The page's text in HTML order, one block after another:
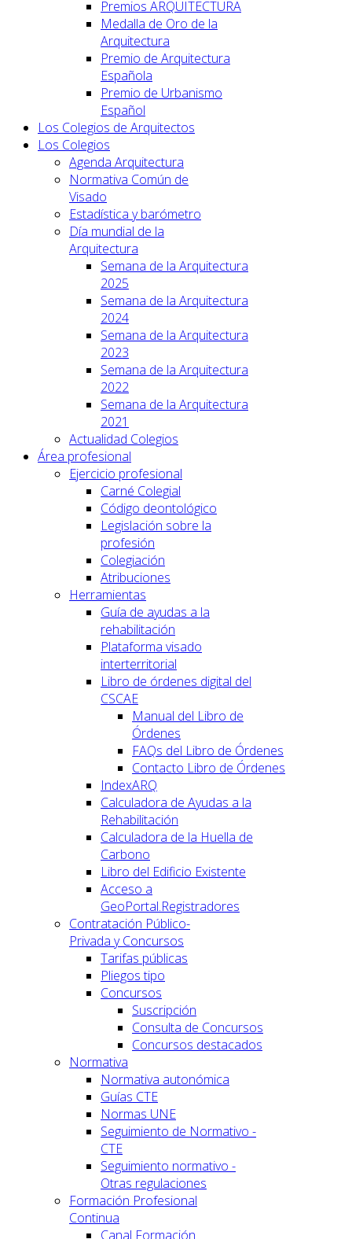
Premios ARQUITECTURA
Medalla de Oro de la
Arquitectura
Premio de Arquitectura
Española
Premio de Urbanismo
Español
Los Colegios de Arquitectos
Los Colegios
Agenda Arquitectura
Normativa Común de
Visado
Estadística y barómetro
Día mundial de la
Arquitectura
Semana de la Arquitectura
2025
Semana de la Arquitectura
2024
Semana de la Arquitectura
2023
Semana de la Arquitectura
2022
Semana de la Arquitectura
2021
Actualidad Colegios
Área profesional
Ejercicio profesional
Carné Colegial
Código deontológico
Legislación sobre la
profesión
Colegiación
Atribuciones
Herramientas
Guía de ayudas a la
rehabilitación
Plataforma visado
interterritorial
Libro de órdenes digital del
CSCAE
Manual del Libro de
Órdenes
FAQs del Libro de Órdenes
Contacto Libro de Órdenes
IndexARQ
Calculadora de Ayudas a la
Rehabilitación
Calculadora de la Huella de
Carbono
Libro del Edificio Existente
Acceso a
GeoPortal.Registradores
Contratación Público-
Privada y Concursos
Tarifas públicas
Pliegos tipo
Concursos
Suscripción
Consulta de Concursos
Concursos destacados
Normativa
Normativa autonómica
Guías CTE
Normas UNE
Seguimiento de Normativo -
CTE
Seguimiento normativo -
Otras regulaciones
Formación Profesional
Continua
Canal Formación